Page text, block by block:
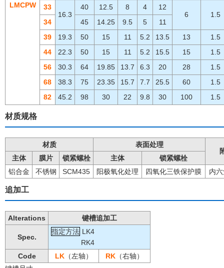
LMCPW
33
16.3
40 12.5 8 4
12
6
1.5
34
45 14.25 9.5 5
11
39
19.3 50 15 11 5.2 13.5 13
1.5
44
22.3 50 15 11 5.2 15.5 15
1.5
56
30.3 64 19.85 13.7 6.3 20 28
1.5
68
38.3 75 23.35 15.7 7.7 25.5 60
1.5
82
45.2 98 30 22 9.8 30 100 1.5
材质规格
材质
表面处理
主体
膜片 锁紧螺栓 主体
锁紧螺栓
铝合金
不锈钢 SCM435 阳极氧化处理 四氧化三铁保护膜 内
追加工
Alterations 键槽追加工
Spec.
指定方法 LK4
RK4
Code
LK（左轴） RK （右轴）